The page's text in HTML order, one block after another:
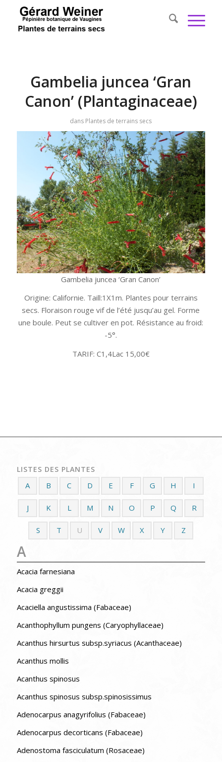
Gambelia juncea ‘Gran
Canon’ (Plantaginaceae)
dans Plantes de terrains secs
Gambelia juncea ‘Gran Canon’
Origine: Californie. Taill:1X1m. Plantes pour terrains
secs. Floraison rouge vif de l’été jusqu’au gel. Forme
une boule. Peut se cultiver en pot. Résistance au froid:
-5°.
TARIF: C1,4Lac 15,00€
LISTES DES PLANTES
A B C D E F G H I
J K L M N O P Q R
S T U V W X Y Z
A
Acacia farnesiana
Acacia greggii
Acaciella angustissima (Fabaceae)
Acanthophyllum pungens (Caryophyllaceae)
Acanthus hirsurtus subsp.syriacus (Acanthaceae)
Acanthus mollis
Acanthus spinosus
Acanthus spinosus subsp.spinosissimus
Adenocarpus anagyrifolius (Fabaceae)
Adenocarpus decorticans (Fabaceae)
Adenostoma fasciculatum (Rosaceae)